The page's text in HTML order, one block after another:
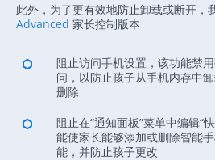
此外，为了更有效地防止卸载或断开，
Advanced 家长控制版本
阻止访问手机设置，该功能禁
问，以防止孩子从手机内存中
删除
阻止在“通知面板”菜单中编辑“
能使家长能够添加或删除智能
能，并防止孩子更改